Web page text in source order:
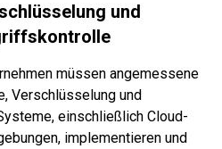
und
müssen angemessene
Verschlüsselung und
einschließlich Cloud-
implementieren und